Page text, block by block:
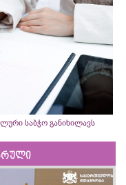
საბჭო განიხილავს